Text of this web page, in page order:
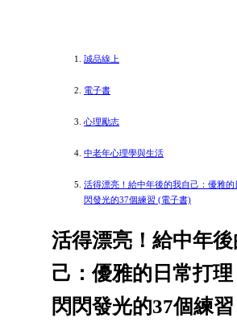
誠品線上
電子書
心理勵志
中老年心理學與生活
活得漂亮！給中年後的我自己：優雅的
閃發光的37個練習 (電子書)
活得漂亮！給中年後
己：優雅的日常打理
閃閃發光的37個練